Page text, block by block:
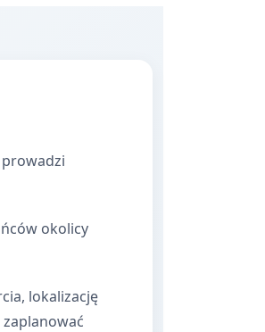
okolicy
lokalizację